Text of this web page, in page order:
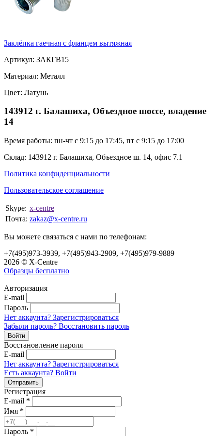
Заклёпка гаечная с фланцем вытяжная
Артикул: ЗАКГВ15
Материал: Металл
Цвет: Латунь
143912 г. Балашиха, Объездное шоссе, владение
14
Время работы: пн-чт с 9:15 до 17:45, пт с 9:15 до 17:00
Склад: 143912 г. Балашиха, Объездное ш. 14, офис 7.1
Политика конфиденциальности
Пользовательское соглашение
Skype: x-centre
Почта: zakaz@x-centre.ru
Вы можете связаться с нами по телефонам:
+7(495)973-3939, +7(495)943-2909, +7(495)979-9889
2026 © X-Centre
Образцы бесплатно
Авторизация
E-mail
Пароль
Нет аккаунта? Зарегистрироваться
Забыли пароль? Восстановить пароль
Восстановление пароля
E-mail
Нет аккаунта? Зарегистрироваться
Есть аккаунта? Войти
Регистрация
E-mail *
Имя *
Пароль *